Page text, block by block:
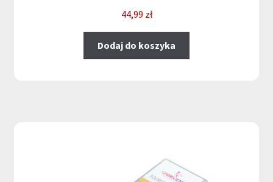
44,99 zł
Dodaj do koszyka